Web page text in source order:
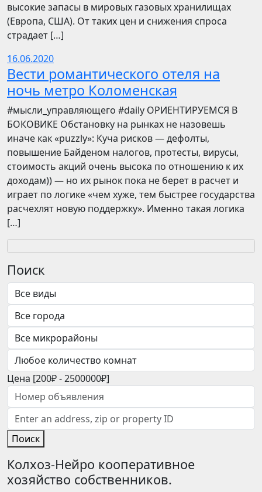
высокие запасы в мировых газовых хранилищах
(Европа, США). От таких цен и снижения спроса
страдает […]
16.06.2020
Вести романтического отеля на
ночь метро Коломенская
​​#мысли_управляющего #daily ОРИЕНТИРУЕМСЯ В
БОКОВИКЕ Обстановку на рынках не назовешь
иначе как «puzzly»: Куча рисков — дефолты,
повышение Байденом налогов, протесты, вирусы,
стоимость акций очень высока по отношению к их
доходам)) — но их рынок пока не берет в расчет и
играет по логике «чем хуже, тем быстрее государства
расчехлят новую поддержку». Именно такая логика
[…]
Поиск
Цена [200₽-2500000₽]
Поиск
Колхоз-Нейро кооперативное
хозяйство собственников.